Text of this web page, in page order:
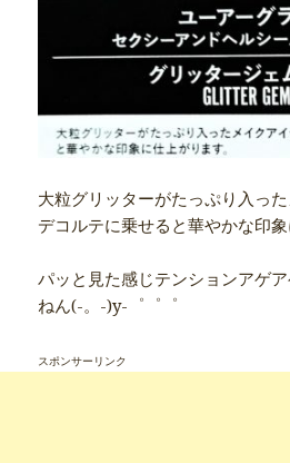
大粒グリッターがたっぷり入っ
デコルテに乗せると華やかな印象
パッと見た感じテンションアゲ
ねん(-。-)y-゜゜゜
スポンサーリンク